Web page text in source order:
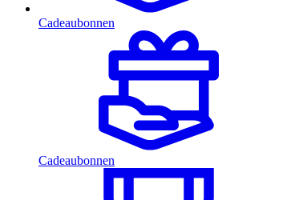
Cadeaubonnen
Cadeaubonnen